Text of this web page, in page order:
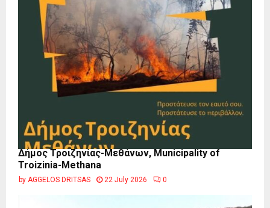
Δήμος Τροιζηνίας-Μεθάνων, Municipality of
Troizinia-Methana
by AGGELOS DRITSAS 22 July 2026 0